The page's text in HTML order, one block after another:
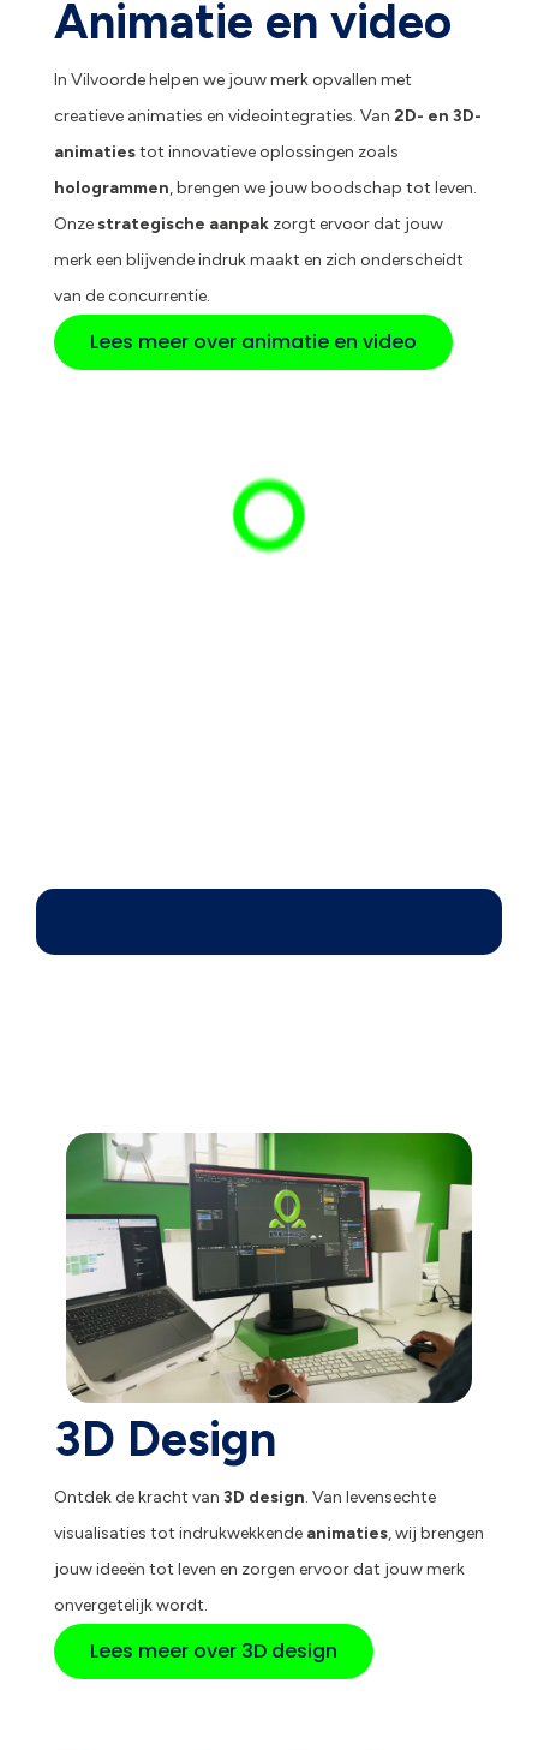
Animatie en video
In Vilvoorde helpen we jouw merk opvallen met
creatieve animaties en videointegraties. Van 2D- en 3D-
animatiestot innovatieve oplossingen zoals
hologrammen, brengen we jouw boodschap tot leven.
Onzestrategische aanpakzorgt ervoor dat jouw
merk een blijvende indruk maakt en zich onderscheidt
van de concurrentie.
Lees meer over animatie en video
3D Design
Ontdek de kracht van 3D design. Van levensechte
visualisaties tot indrukwekkende animaties, wij brengen
jouw ideeën tot leven en zorgen ervoor dat jouw merk
onvergetelijk wordt.
Lees meer over 3D design